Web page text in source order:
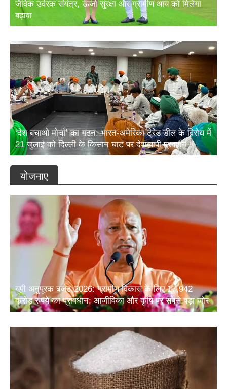
बढ़ावा
‘देश बचाओ मोर्चा’ का गठन: भारत-अमेरिका ट्रेड डील के विरोध में
21 जुलाई को दिल्ली के किसान घाट पर देशव्यापी प्रदर्शन
योजनाए
यूपी अनुपूरक बजट 2026: ग्रामीण विकास के लिए 17,942
करोड़ रुपये का प्रावधान; आजीविका और कृषि पर सबसे बड़ा जोर